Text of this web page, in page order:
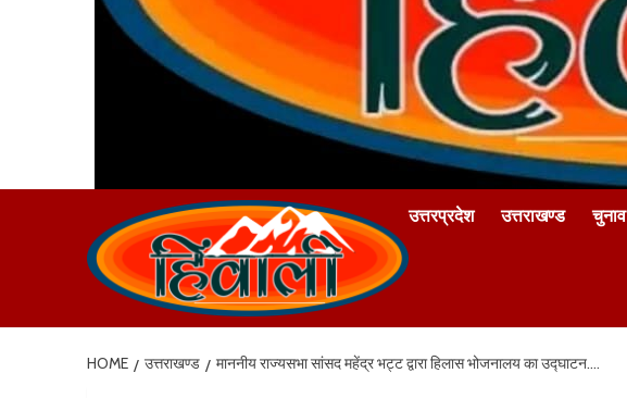
उत्तरप्रदेश उत्तराखण्ड चुनाव
HOME उत्तराखण्ड माननीय राज्यसभा सांसद महेंद्र भट्ट द्वारा हिलास भोजनालय का उद्घाटन….